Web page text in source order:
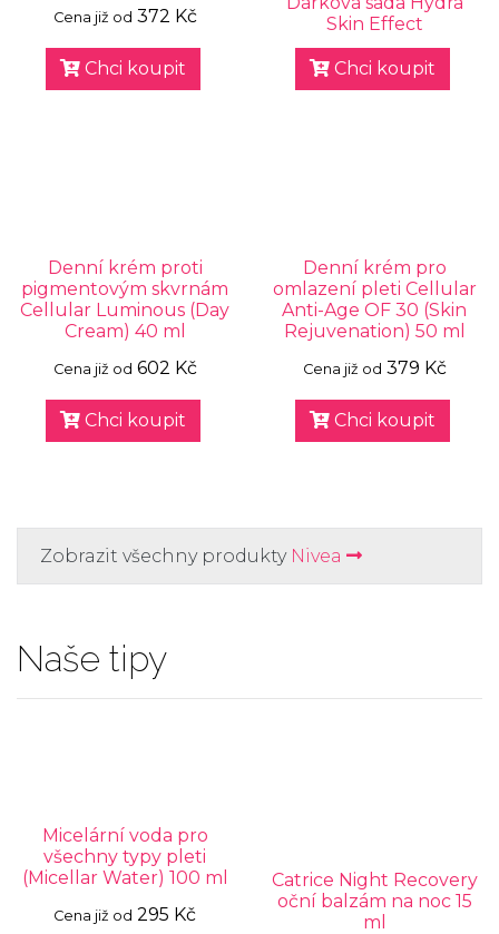
Cena již od 372 Kč
Chci koupit
Skin Effect
Chci koupit
Denní krém proti
pigmentovým skvrnám
Cellular Luminous (Day
Cream) 40 ml
Cena již od 602 Kč
Chci koupit
Denní krém pro
omlazení pleti Cellular
Anti-Age OF 30 (Skin
Rejuvenation) 50 ml
Cena již od 379 Kč
Chci koupit
Zobrazit všechny produkty Nivea
Naše tipy
Micelární voda pro
všechny typy pleti
(Micellar Water) 100 ml
Cena již od 295 Kč
Catrice Night Recovery
oční balzám na noc 15
ml